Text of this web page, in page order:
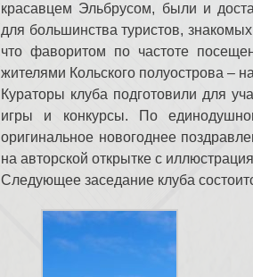
красавцем Эльбрусом, были и
для большинства туристов,
что фаворитом по частоте
жителями Кольского полуострова –
Кураторы клуба подготовили для
игры и конкурсы. По
оригинальное новогоднее
на авторской открытке с
Следующее заседание клуба